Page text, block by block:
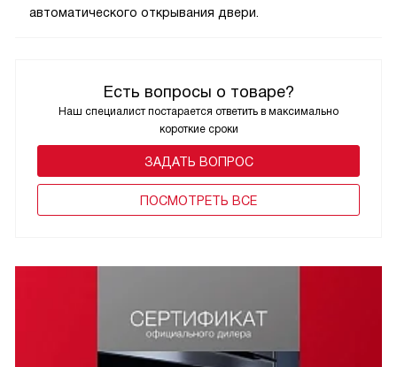
Есть вопросы о товаре?
Наш специалист постарается ответить в максимально
короткие сроки
ЗАДАТЬ ВОПРОС
ПОCМОТРЕТЬ ВСЕ
автоматического открывания двери.